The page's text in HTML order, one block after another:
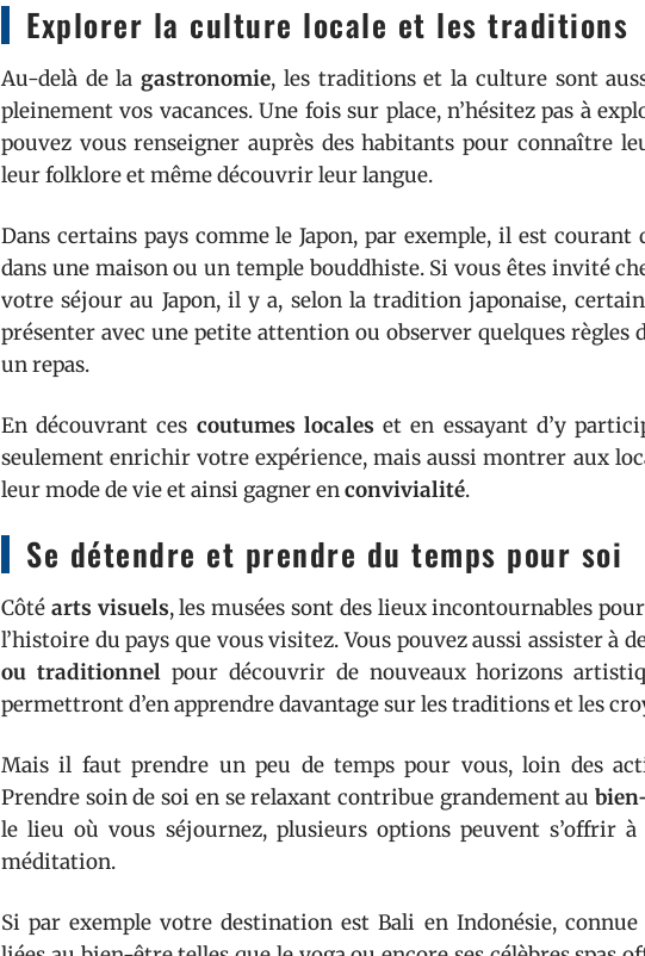
Explorer la culture locale et les traditions
Au-delà de lagastronomie, les traditions et la culture sont
pleinement vos vacances. Une fois sur place, n’hésitez pas à
pouvez vous renseigner auprès des habitants pour connaître
leur folklore et même découvrir leur langue.
Dans certains pays comme le Japon, par exemple, il est courant
dans une maison ou un temple bouddhiste. Si vous êtes invité
votre séjour au Japon, il y a, selon la tradition japonaise,
présenter avec une petite attention ou observer quelques règles
un repas.
En découvrant ces coutumes locales et en essayant d’y
seulement enrichir votre expérience, mais aussi montrer aux
leur mode de vie et ainsi gagner enconvivialité.
Se détendre et prendre du temps pour soi
Côté arts visuels, les musées sont des lieux incontournables
l’histoire du pays que vous visitez. Vous pouvez aussi assister à
ou traditionnelpour découvrir de nouveaux horizons
permettront d’en apprendre davantage sur les traditions et les
Mais il faut prendre un peu de temps pour vous, loin des
Prendre soin de soi en se relaxant contribue grandement au
le lieu où vous séjournez, plusieurs options peuvent s’offrir à
méditation.
Si par exemple votre destination est Bali en Indonésie,